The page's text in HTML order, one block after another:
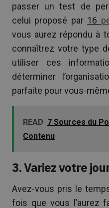
passer un test de
celui proposé par 16
vous aurez répondu à
connaîtrez votre type
utiliser ces
déterminer
parfaite pour vous-
READ 7 Sources du
Contenu
3. Variez votre
Avez-vous pris le
fois que vous l’aurez